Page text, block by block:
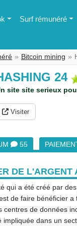
Surf rémunéré
Bitcoin mining
24
site site serieux
Visiter
55
DE L'ARGENT
qui a été créé par
de faire bénéficier
de données
dans un